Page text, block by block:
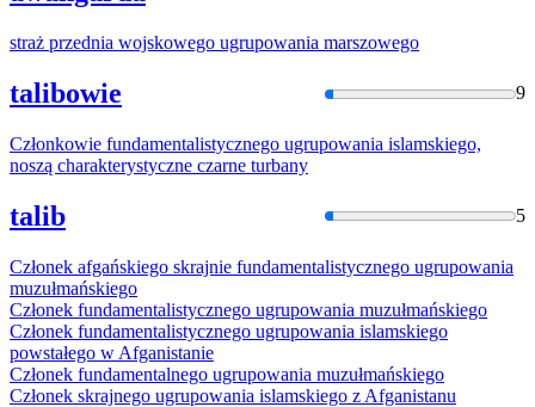
straż przednia wojskowego ugrupowania marszowego
talibowie 9
Członkowie fundamentalistycznego ugrupowania islamskiego,
noszą charakterystyczne czarne turbany
talib 5
Członek afgańskiego skrajnie fundamentalistycznego ugrupowania
muzułmańskiego
Członek fundamentalistycznego ugrupowania muzułmańskiego
Członek fundamentalistycznego ugrupowania islamskiego
powstałego w Afganistanie
Członek fundamentalnego ugrupowania muzułmańskiego
Członek skrajnego ugrupowania islamskiego z Afganistanu